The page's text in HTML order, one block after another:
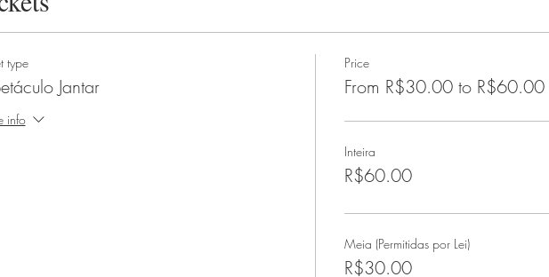
type
Jantar
info
Price
From R$30.00 to R$60.00
Inteira
R$60.00
Meia (Permitidas por Lei)
R$30.00